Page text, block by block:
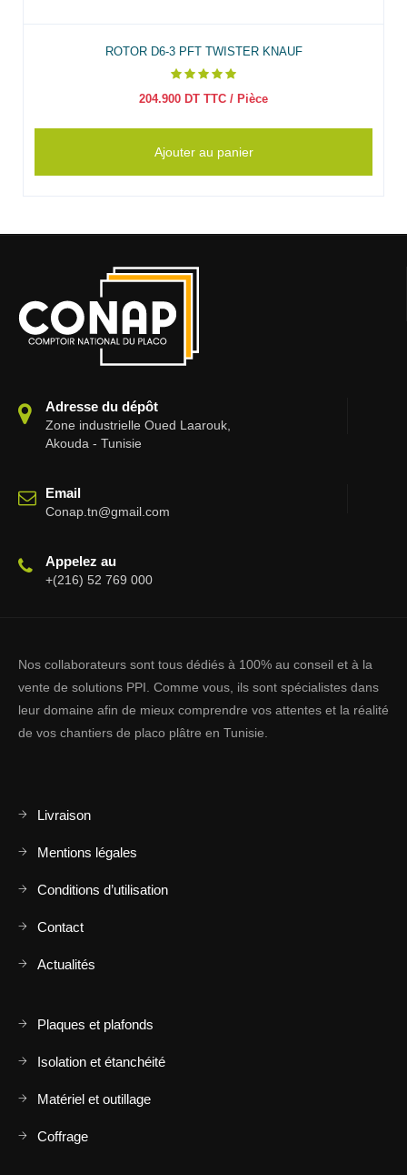
ROTOR D6-3 PFT TWISTER KNAUF
204.900 DT TTC / Pièce
Ajouter au panier
Adresse du dépôt
Zone industrielle Oued Laarouk,
Akouda - Tunisie
Email
Conap.tn@gmail.com
Appelez au
+(216) 52 769 000
Nos collaborateurs sont tous dédiés à 100% au conseil et à la
vente de solutions PPI. Comme vous, ils sont spécialistes dans
leur domaine afin de mieux comprendre vos attentes et la réalité
de vos chantiers de placo plâtre en Tunisie.
Livraison
Mentions légales
Conditions d’utilisation
Contact
Actualités
Plaques et plafonds
Isolation et étanchéité
Matériel et outillage
Coffrage